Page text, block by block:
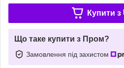
Купити з
Що таке купити з Пром?
Замовлення під захистом